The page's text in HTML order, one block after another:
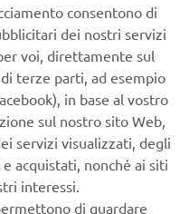
MT-07
consentono di
dei nostri servizi
voi, direttamente sul
terze parti, ad esempio
in base al vostro
sul nostro sito Web,
servizi visualizzati, degli
acquistati, nonché ai siti
interessi.
di guardare